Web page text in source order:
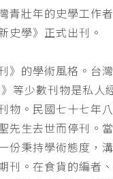
青壯年的史學工作
學》正式出刊。
》的學術風格。台
等少數刊物是私人
物。民國七十七年
先生去世而停刊。
份秉持學術態度，
刊。在食貨的編者